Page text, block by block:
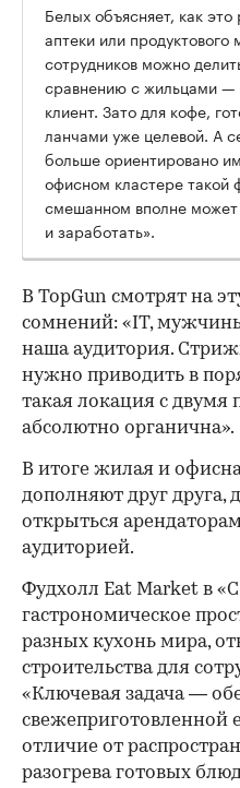
Белых объясняет, как
аптеки или
сотрудников можно
сравнению с жильцами —
клиент. Зато для кофе,
ланчами уже целевой. А
больше ориентировано
офисном кластере
смешанном вполне
и заработать».
В TopGun смотрят на
сомнений: «IT,
наша аудитория.
нужно приводить в
такая локация с двумя
абсолютно органична».
В итоге жилая и
дополняют друг друга,
открыться
аудиторией.
Фудхолл Eat Market в
гастрономическое
разных кухонь мира,
строительства для
«Ключевая задача —
свежеприготовленной
отличие от
разогрева готовых